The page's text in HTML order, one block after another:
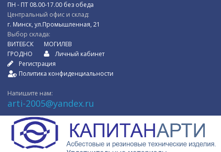
ПН - ПТ 08.00-17.00 без обеда
Центральный офис и склад:
г. Минск, ул.Промышленная, 21
Выбор склада:
ВИТЕБСК
ГРОДНО
МОГИЛЕВ
Личный кабинет
Регистрация
Политика конфиденциальности
Напишите нам:
arti-2005@yandex.ru